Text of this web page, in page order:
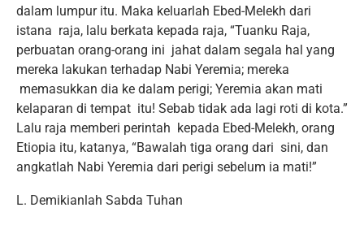
dalam lumpur itu. Maka keluarlah Ebed-Melekh dari
istana raja, lalu berkata kepada raja, “Tuanku Raja,
perbuatan orang-orang ini jahat dalam segala hal yang
mereka lakukan terhadap Nabi Yeremia; mereka
memasukkan dia ke dalam perigi; Yeremia akan mati
kelaparan di tempat itu! Sebab tidak ada lagi roti di kota.”
Lalu raja memberi perintah kepada Ebed-Melekh, orang
Etiopia itu, katanya, “Bawalah tiga orang dari sini, dan
angkatlah Nabi Yeremia dari perigi sebelum ia mati!”
L. Demikianlah Sabda Tuhan